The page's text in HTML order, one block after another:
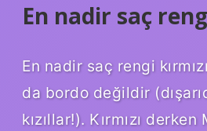
En nadir saç
En nadir saç rengi
da bordo değildir
kızıllar!). Kırmızı